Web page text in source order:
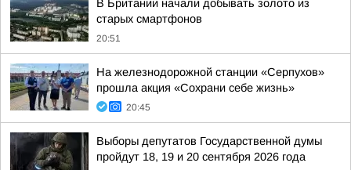
В Британии начали добывать золото из
старых смартфонов
20:51
На железнодорожной станции «Серпухов»
прошла акция «Сохрани себе жизнь»
20:45
Выборы депутатов Государственной думы
пройдут 18, 19 и 20 сентября 2026 года